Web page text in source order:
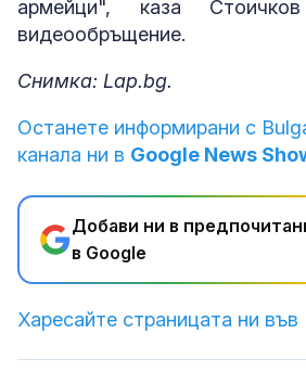
армейци", каза
видеообръщение.
Снимка: Lap.bg.
Останете информирани с
канала ни в Google News
Добави ни в
в Google
Харесайте страницата ни във